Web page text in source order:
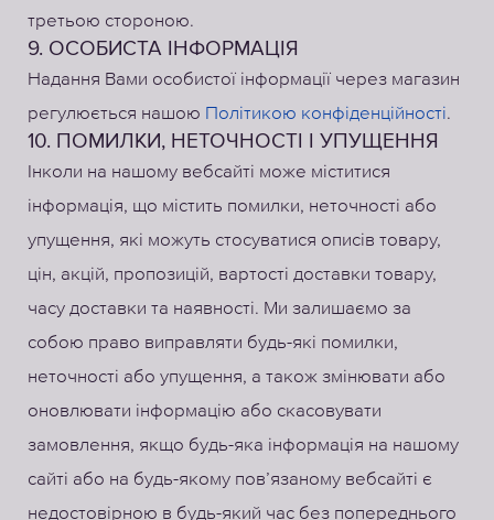
третьою стороною.
9. ОСОБИСТА ІНФОРМАЦІЯ
Надання Вами особистої інформації через магазин
регулюється нашою Політикою конфіденційності.
10. ПОМИЛКИ, НЕТОЧНОСТІ І УПУЩЕННЯ
Інколи на нашому вебсайті може міститися
інформація, що містить помилки, неточності або
упущення, які можуть стосуватися описів товару,
цін, акцій, пропозицій, вартості доставки товару,
часу доставки та наявності. Ми залишаємо за
собою право виправляти будь-які помилки,
неточності або упущення, а також змінювати або
оновлювати інформацію або скасовувати
замовлення, якщо будь-яка інформація на нашому
сайті або на будь-якому пов’язаному вебсайті є
недостовірною в будь-який час без попереднього